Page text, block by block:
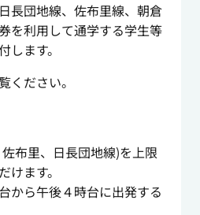
長団地線、佐布里線、朝倉
を利用して通学する学生等
します。
ください。
布里、日長団地線)を上限
けます。
から午後４時台に出発する